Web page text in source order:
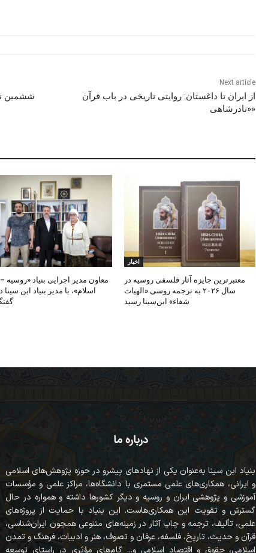
ششمین
Next article
از ایران تا داغستان: روایتی تاریخی در باب قرآن
«نادرشاهی»
معاون مدیر اجرایی بنیاد «روسیه
اسلام»، با مدیر بنیاد ابن سینا
اخبار
معتبرترین جایزه آثار فلسفی روسیه در
سال ۲۰۲۶ به ترجمه روسی «الهیات
شفاء» ابن‌سینا رسید
درباره ما
بنیاد ابن سینا به‌عنوان یکی از نهادهای پیشرو در حوزه پژوهش‌های اسلامی
و ایرانی، همکاری‌های علمی مستمری با دانشگاه‌ها، مراکز علمی و مؤسسات
آموزشی و پژوهشی ایران و روسیه و دیگر کشورها داشته و همواره در حال
گسترش و تقویت این همکاری‌هاست. این بنیاد با حمایت از پروژه‌های
علمی، تألیف، ترجمه و چاپ آثار در زمینه‌های متنوعی همچون ایران‌شناسی،
قرآن‌ و حدیث، تاریخ، فلسفه، عرفان و تصوف، هنر و ادبیات، فرهنگ و تمدن
اسلامی، حقوق و اقتصاد اسلامی و... گام‌های مؤثری در راستای توسعه